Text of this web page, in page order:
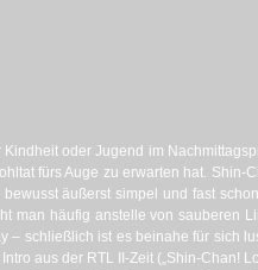
oder Jugend im
fürs Auge zu erwarten hat. Shin-
äußerst simpel und fast
man häufig anstelle von sauberen
– schließlich ist es beinahe für sich
aus der RTL II-Zeit („Shin-Chan!